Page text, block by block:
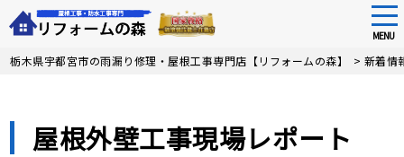
Skip
MENU
栃木県宇都宮市の雨漏り修理・屋根工事専門店【リフォームの森】 > 新着情
屋根外壁工事現場レポート